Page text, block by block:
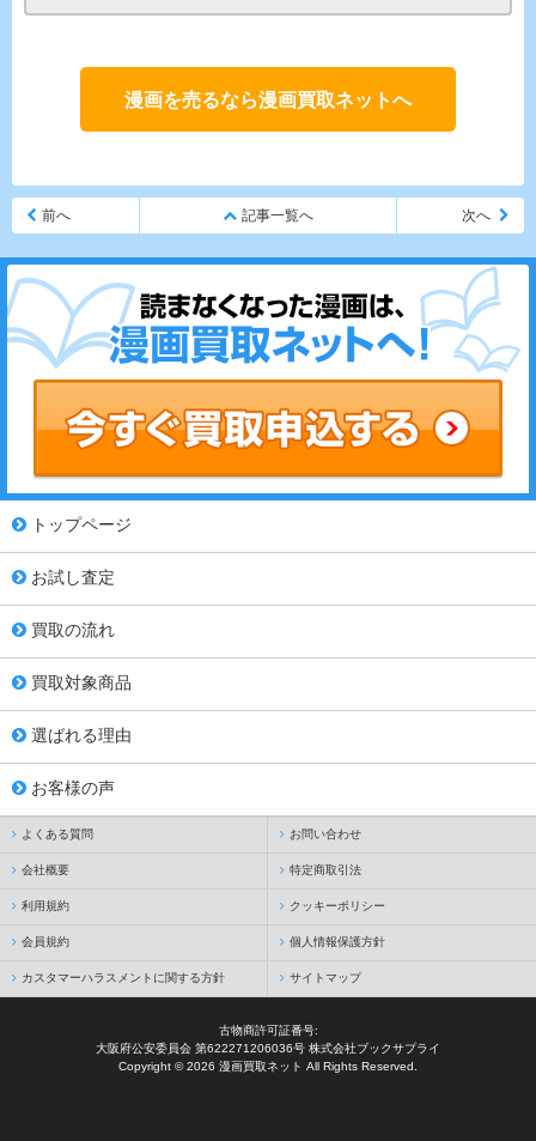
漫画を売るなら漫画買取ネットへ
前へ 記事一覧へ 次へ
トップページ
お試し査定
買取の流れ
買取対象商品
選ばれる理由
お客様の声
よくある質問 お問い合わせ
会社概要 特定商取引法
利用規約 クッキーポリシー
会員規約 個人情報保護方針
カスタマーハラスメントに関する方針 サイトマップ
古物商許可証番号:
大阪府公安委員会 第622271206036号 株式会社ブックサプライ
Copyright © 2026 漫画買取ネット All Rights Reserved.